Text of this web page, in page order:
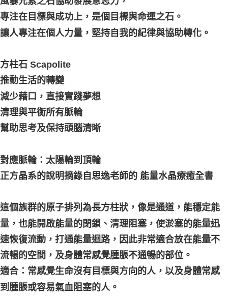
郵局幫你送（離島）
每筆NT$80，滿NT$3,000(含以上)免運費
付款後門市自取
專注在目標與成功上，是個目標與命運之石。
讓人專注在個人力量，堅持自我的紀律與協助轉化。
方柱石 Scapolite
推動生活的轉變
減少藉口，直接實踐夢想
清理與平衡所有脈輪
幫助思考及保持頭腦清晰
對應脈輪：太陽輪到頂輪
正方晶系的說明摘錄自思逸老師的 能量水晶療癒全書
這個族群的原子排列為長方柱狀，像是通道，能穩定能
量，也能開啟能量的閉鎖、清理阻塞，使淤塞的能量迅
速恢復流動，打通能量迴路，因此非常適合放在能量不
流暢的空間，及身體常感覺腫脹不通暢的部位。
適合：常感覺生命沒有目標與方向的人，以及身體常感
到腫脹或容易氣血阻塞的人。